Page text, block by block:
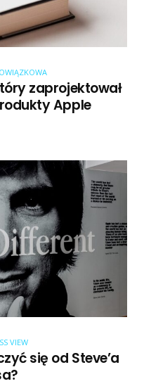
zaprojektował
Apple
VIEW
się od Steve’a